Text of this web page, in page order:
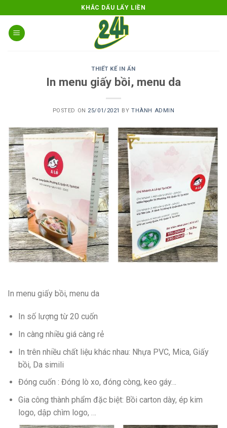
to
content
KHẮC DẤU LẤY LIỀN
THIẾT KẾ IN ẤN
In menu giấy bồi, menu da
POSTED ON 25/01/2021 BYTHÀNH ADMIN
In menu giấy bồi, menu da
In số lượng từ 20 cuốn
In càng nhiều giá càng rẻ
In trên nhiều chất liệu khác nhau: Nhựa PVC, Mica, Giấy
bồi, Da simili
Đóng cuốn : Đóng lò xo, đóng còng, keo gáy…
Gia công thành phẩm đặc biệt: Bồi carton dày, ép kim
logo, dập chìm logo, …